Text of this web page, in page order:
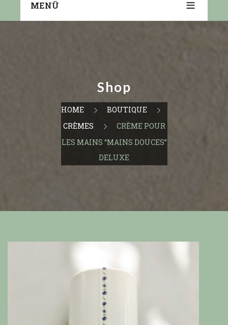
MENÜ
Shop
HOME
BOUTIQUE
CRÈMES
CRÈME POUR
LES MAINS “MAINS DOUCES”
DELUXE